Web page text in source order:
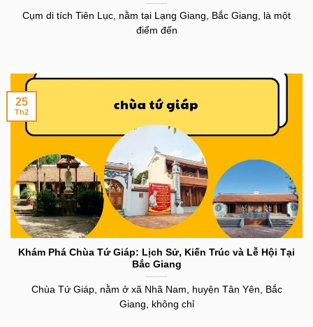
Cụm di tích Tiên Lục, nằm tại Lạng Giang, Bắc Giang, là một
điểm đến
Khám Phá Chùa Tứ Giáp: Lịch Sử, Kiến Trúc và Lễ Hội Tại
Bắc Giang
Chùa Tứ Giáp, nằm ở xã Nhã Nam, huyện Tân Yên, Bắc
Giang, không chỉ
25
Th2